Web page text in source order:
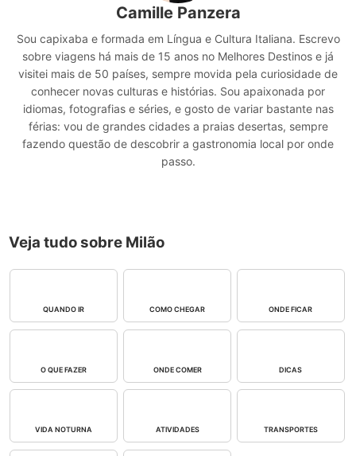
Camille Panzera
Sou capixaba e formada em Língua e Cultura Italiana. Escrevo
sobre viagens há mais de 15 anos no Melhores Destinos e já
visitei mais de 50 países, sempre movida pela curiosidade de
conhecer novas culturas e histórias. Sou apaixonada por
idiomas, fotografias e séries, e gosto de variar bastante nas
férias: vou de grandes cidades a praias desertas, sempre
fazendo questão de descobrir a gastronomia local por onde
passo.
Veja tudo sobre Milão
QUANDO IR COMO CHEGAR ONDE FICAR
O QUE FAZER ONDE COMER DICAS
VIDA NOTURNA ATIVIDADES TRANSPORTES